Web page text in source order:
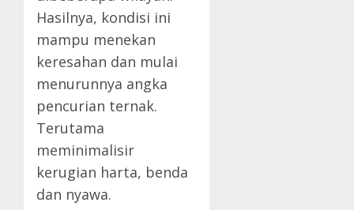
Hasilnya, kondisi ini
mampu menekan
keresahan dan mulai
menurunnya angka
pencurian ternak.
Terutama
meminimalisir
kerugian harta, benda
dan nyawa.